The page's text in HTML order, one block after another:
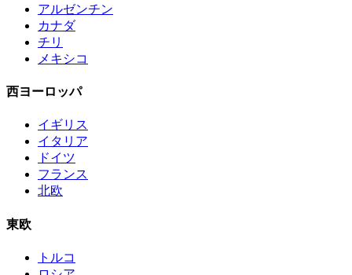
アルゼンチン
カナダ
チリ
メキシコ
西ヨーロッパ
イギリス
イタリア
ドイツ
フランス
北欧
東欧
トルコ